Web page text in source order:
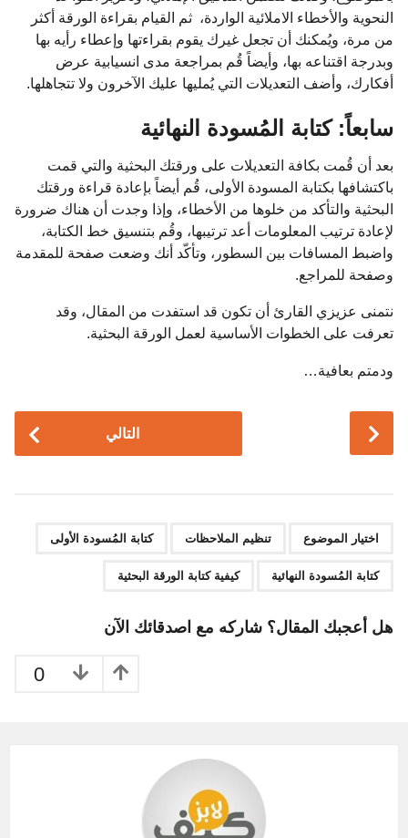
النحوية والأخطاء الاملائية الواردة، ثم القيام بقراءة الورقة أكثر
من مرة، ويُمكنك أن تجعل غيرك يقوم بقراءتها وإعطاء رأيه بها
وبدرجة اقتناعه بها، وأيضاً قُم بمراجعة مدى انسيابية عرض
أفكارك، وأضف التعديلات التي يُمليها عليك الآخرون ولا تتجاهلها.
سابعاً: كتابة المُسودة النهائية
بعد أن قُمت بكافة التعديلات على ورقتك البحثية والتي قمت
باكتشافها بكتابة المسودة الأولى، قُم أيضاً بإعادة قراءة ورقتك
البحثية والتأكد من خلوها من الأخطاء، وإذا وجدت أن هناك ضرورة
لإعادة ترتيب المعلومات أعد ترتيبها، وقُم بتنسيق خط الكتابة،
واضبط المسافات بين السطور، وتأكّد أنك وضعت صفحة للمقدمة
وصفحة للمراجع.
نتمنى عزيزي القارئ أن تكون قد استفدت من المقال، وقد
تعرفت على الخطوات الأساسية لعمل الورقة البحثية.
ودمتم بعافية…
a
التالي
اختيار الموضوع تنظيم الملاحظات كتابة المُسودة الأولى
كتابة المُسودة النهائية كيفية كتابة الورقة البحثية
هل أعجبك المقال؟ شاركه مع اصدقائك الآن
0